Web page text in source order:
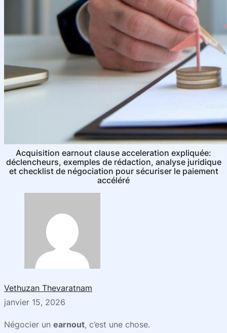
Acquisition earnout clause acceleration expliquée:
déclencheurs, exemples de rédaction, analyse juridique
et checklist de négociation pour sécuriser le paiement
accéléré
Vethuzan Thevaratnam
janvier 15, 2026
Négocier un earnout, c’est une chose.